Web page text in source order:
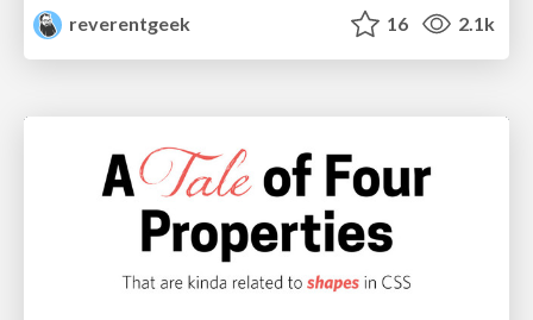
reverentgeek
16 2.1k